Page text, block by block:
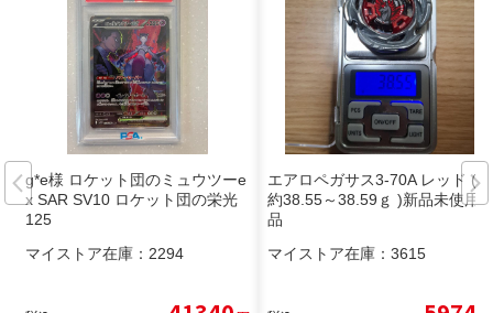
g*e様 ロケット団のミュウツーe
x SAR SV10 ロケット団の栄光
125
マイストア在庫： 2294
エアロペガサス3-70A レッド (
約38.55～38.59ｇ )新品未使用
品
マイストア在庫： 3615